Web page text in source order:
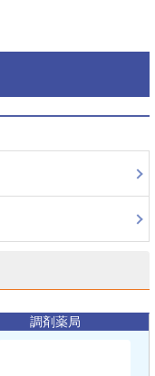
調剤薬局